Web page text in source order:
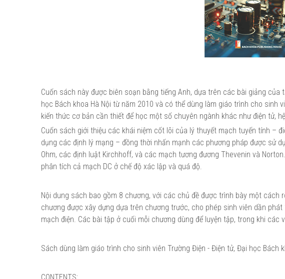
Cuốn sách này được biên soạn bằng tiếng Anh, dựa trên các bài giảng
học Bách khoa Hà Nội từ năm 2010 và có thể dùng làm giáo trình cho
kiến thức cơ bản cần thiết để học một số chuyên ngành khác như điện tử,
Cuốn sách giới thiệu các khái niệm cốt lõi của lý thuyết mạch tuyến tính –
dụng các định lý mạng – đồng thời nhấn mạnh các phương pháp được sử
Ohm, các định luật Kirchhoff, và các mạch tương đương Thevenin và
phân tích cả mạch DC ở chế độ xác lập và quá độ.
Nội dung sách bao gồm 8 chương, với các chủ đề được trình bày một
chương được xây dựng dựa trên chương trước, cho phép sinh viên dần
mạch điện. Các bài tập ở cuối mỗi chương dùng để luyện tập, trong khi các
Sách dùng làm giáo trình cho sinh viên Trường Điện - Điện tử, Đại học Bách